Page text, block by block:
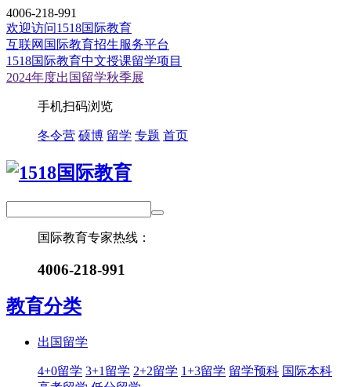
4006-218-991
欢迎访问1518国际教育
互联网国际教育招生服务平台
1518国际教育中文授课留学项目
2024年度出国留学秋季展
手机扫码浏览
冬令营 硕博 留学 专题 首页
国际教育专家热线：
4006-218-991
教育分类
出国留学
4+0留学 3+1留学 2+2留学 1+3留学 留学预科 国际本科